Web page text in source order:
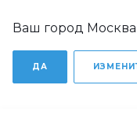
Ваш город Москва
ДА